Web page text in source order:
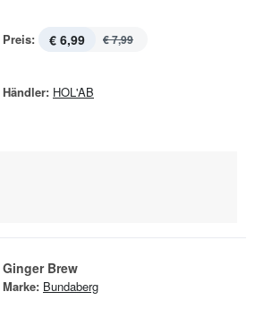
Preis: € 6,99 € 7,99
Händler: HOL'AB
Ginger Brew
Marke: Bundaberg